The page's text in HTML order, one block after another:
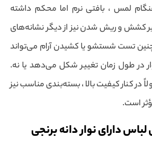
لمس ، بافتی نرم اما محکم داشته
کشش و ریش شدن نیز از دیگر نشانه‌های
تست شستشو یا کشیدن آرام می‌تواند
در طول زمان تغییر شکل می‌دهد یا نه.
در کنار کیفیت بالا ، بسته‌بندی مناسب نیز
است.
دارای نوار دانه برنجی